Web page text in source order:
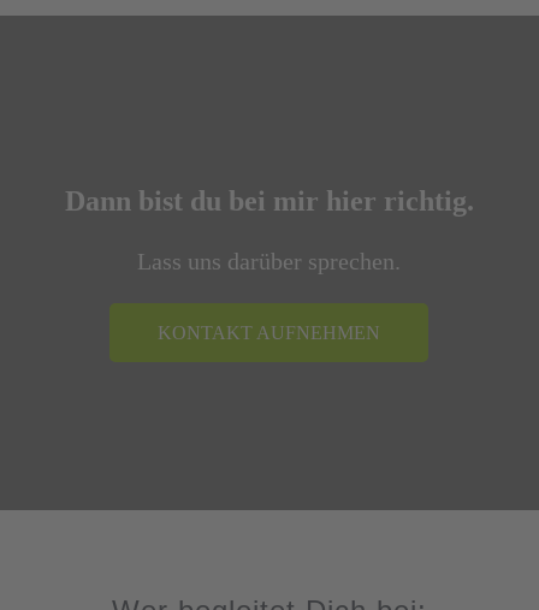
Dann bist du bei mir hier richtig.
Lass uns darüber sprechen.
KONTAKT AUFNEHMEN